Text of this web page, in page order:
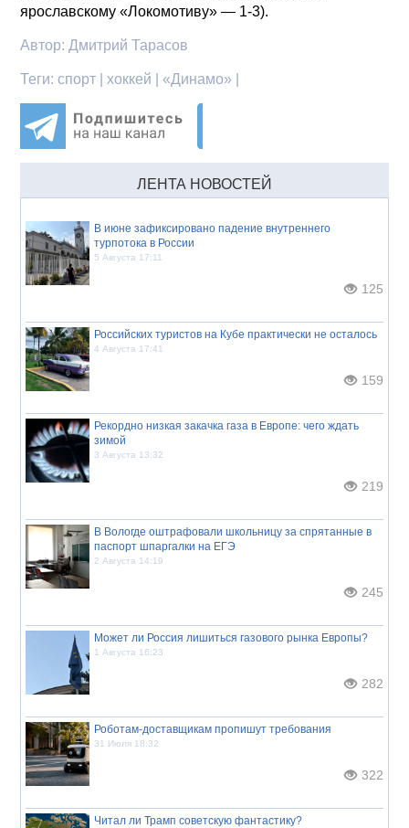
ярославскому «Локомотиву» — 1-3).
Автор: Дмитрий Тарасов
Теги:спорт | хоккей | «Динамо» |
ЛЕНТА НОВОСТЕЙ
В июне зафиксировано падение внутреннего
турпотока в России
5 Августа 17:11
125
Российских туристов на Кубе практически не осталось
4 Августа 17:41
159
Рекордно низкая закачка газа в Европе: чего ждать
зимой
3 Августа 13:32
219
В Вологде оштрафовали школьницу за спрятанные в
паспорт шпаргалки на ЕГЭ
2 Августа 14:19
245
Может ли Россия лишиться газового рынка Европы?
1 Августа 16:23
282
Роботам-доставщикам пропишут требования
31 Июля 18:32
322
Читал ли Трамп советскую фантастику?